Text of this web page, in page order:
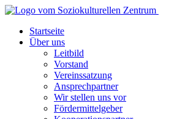
Startseite
Über uns
Leitbild
Vorstand
Vereinssatzung
Ansprechpartner
Wir stellen uns vor
Fördermittelgeber